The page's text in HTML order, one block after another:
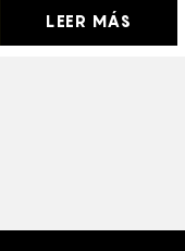
LEER MÁS